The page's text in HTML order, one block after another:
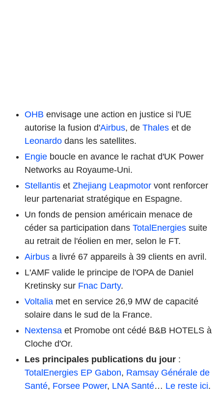
OHB envisage une action en justice si l'UE
autorise la fusion d'Airbus, de Thales et de
Leonardo dans les satellites.
Engie boucle en avance le rachat d'UK Power
Networks au Royaume-Uni.
Stellantis et Zhejiang Leapmotor vont renforcer
leur partenariat stratégique en Espagne.
Un fonds de pension américain menace de
céder sa participation dans TotalEnergies suite
au retrait de l'éolien en mer, selon le FT.
Airbus a livré 67 appareils à 39 clients en avril.
L'AMF valide le principe de l'OPA de Daniel
Kretinsky sur Fnac Darty.
Voltalia met en service 26,9 MW de capacité
solaire dans le sud de la France.
Nextensa et Promobe ont cédé B&B HOTELS à
Cloche d'Or.
Les principales publications du jour :
TotalEnergies EP Gabon, Ramsay Générale de
Santé, Forsee Power, LNA Santé… Le reste ici.